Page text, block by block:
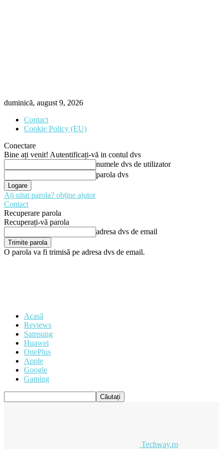
duminică, august 9, 2026
Contact
Cookie Policy (EU)
Conectare
Bine ați venit! Autentificați-vă in contul dvs
numele dvs de utilizator
parola dvs
Ați uitat parola? obține ajutor
Contact
Recuperare parola
Recuperați-vă parola
adresa dvs de email
O parola va fi trimisă pe adresa dvs de email.
Acasă
Reviews
Samsung
Huawei
OnePlus
Apple
Google
Gaming
Techway.ro